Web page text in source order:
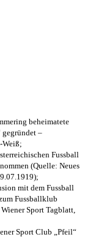
beheimatete
gegründet –
Weiß;
Fussball
(Quelle: Neues
mit dem Fussball
Fussballklub
Sport Tagblatt,
Sport Club „Pfeil“